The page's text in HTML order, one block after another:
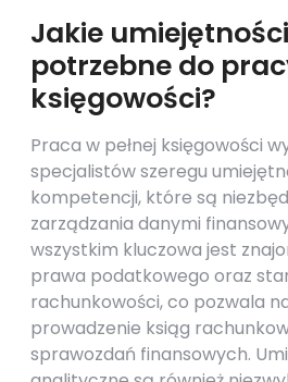
Jakie
potrzebne do
księgowości?
Praca w pełnej księgowości
specjalistów szeregu
kompetencji, które są
zarządzania danymi
wszystkim kluczowa jest
prawa podatkowego oraz
rachunkowości, co pozwala
prowadzenie ksiąg
sprawozdań finansowych.